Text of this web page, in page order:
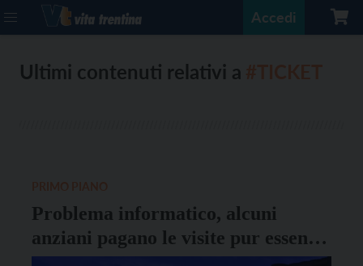
Accedi
Ultimi contenuti relativi a
Problema informatico, alcuni
anziani pagano le visite pur essendo